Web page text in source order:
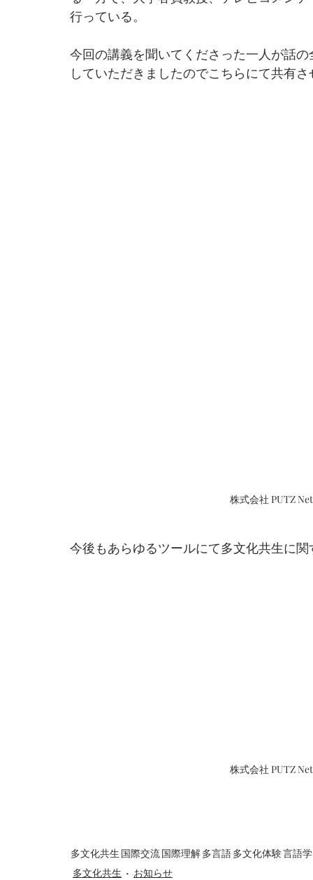
行っている。
今回の講義を聞いてくださった一人が話
していただきましたのでこちらにて共有
株式会社 PUTZ
今後もあらゆるツールにて多文化共生に
株式会社 PUTZ
多文化共生 国際交流国際理解多言語多文化体験言語
多文化共生
お知らせ